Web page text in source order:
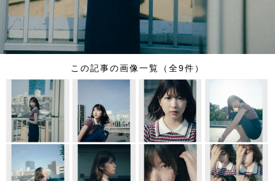
この記事の画像一覧（全9件）